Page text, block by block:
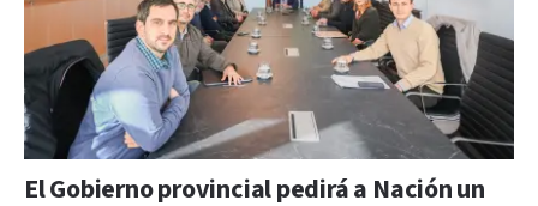
El Gobierno provincial pedirá a Nación un